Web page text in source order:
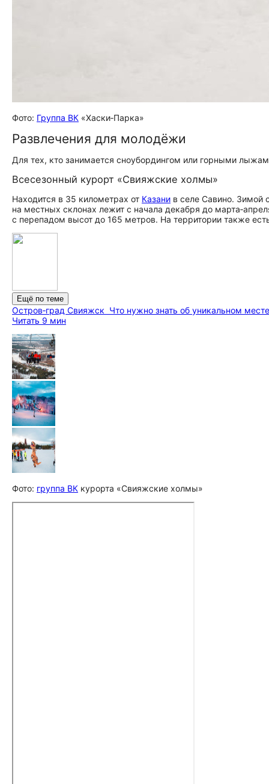
Фото: Группа ВК «Хаски‑Парка»
Развлечения для молодёжи
Для тех, кто занимается сноубордингом или горными
Всесезонный курорт «Свияжские холмы»
Находится в 35 километрах от Казани в селе Савино. Зимой
на местных склонах лежит с начала декабря до
с перепадом высот до 165 метров. На территории также
Ещё по теме
Остров‑град Свияжск Что нужно знать об уникальном
Читать 9 мин
Фото: группа ВК курорта «Свияжские холмы»